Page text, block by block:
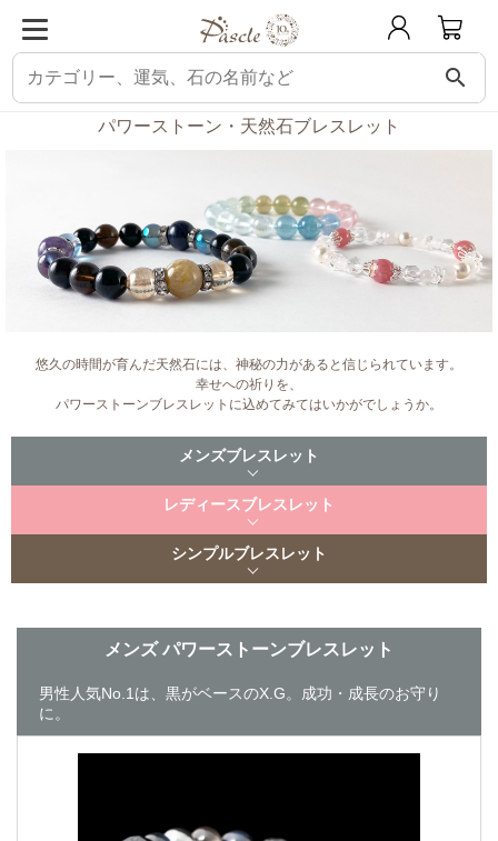
search
パスクル パワーストーン・天然石ブレスレット
パワーストーン・天然石ブレスレット
悠久の時間が育んだ天然石には、 神秘の力があると信じられています。
幸せへの祈りを、
パワーストーンブレスレットに込めてみてはいかがでしょうか。
メンズブレスレット
レディースブレスレット
シンプルブレスレット
メンズ パワーストーンブレスレット
男性人気No.1は、黒がベースのX.G。成功・成長のお守り
に。